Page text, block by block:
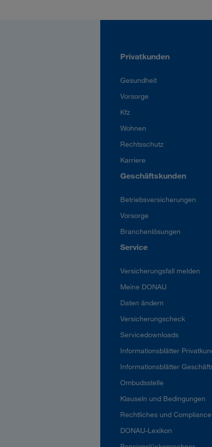
Privatkunden
Gesundheit
Vorsorge
Kfz
Wohnen
Rechtsschutz
Karriere
Geschäftskunden
Betriebsversicherungen
Vorsorge
Branchenlösungen
Service
Versicherungsfall melden
Meine DONAU
Daten ändern
Versicherungscheck
Servicedownloads
Informationsblätter
Informationsblätter
Ombudsstelle
Klauseln und Bedingungen
Rechtliches und Compliance
DONAU-Lexikon